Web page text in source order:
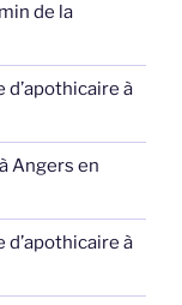
de la
à
Angers en
à